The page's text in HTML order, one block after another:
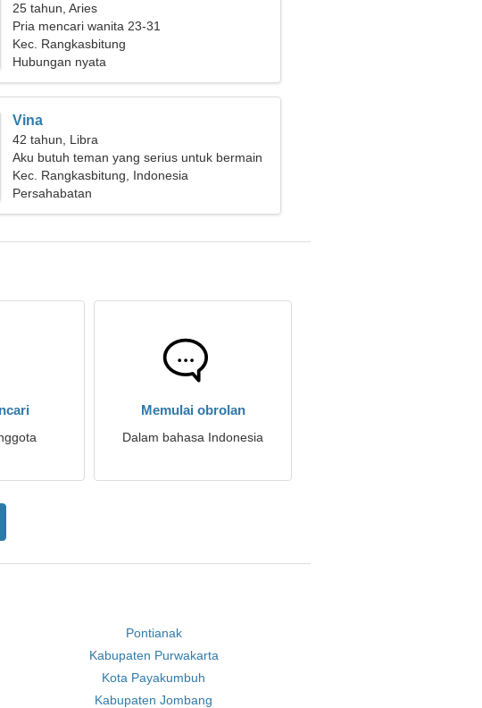
25 tahun, Aries
Pria mencari wanita 23-31
Kec. Rangkasbitung
Hubungan nyata
Vina
42 tahun, Libra
Aku butuh teman yang serius untuk bermain
ski
Kec. Rangkasbitung, Indonesia
Persahabatan
Memulai obrolan
Dalam bahasa Indonesia
Pontianak
Kabupaten Purwakarta
Kota Payakumbuh
Kabupaten Jombang